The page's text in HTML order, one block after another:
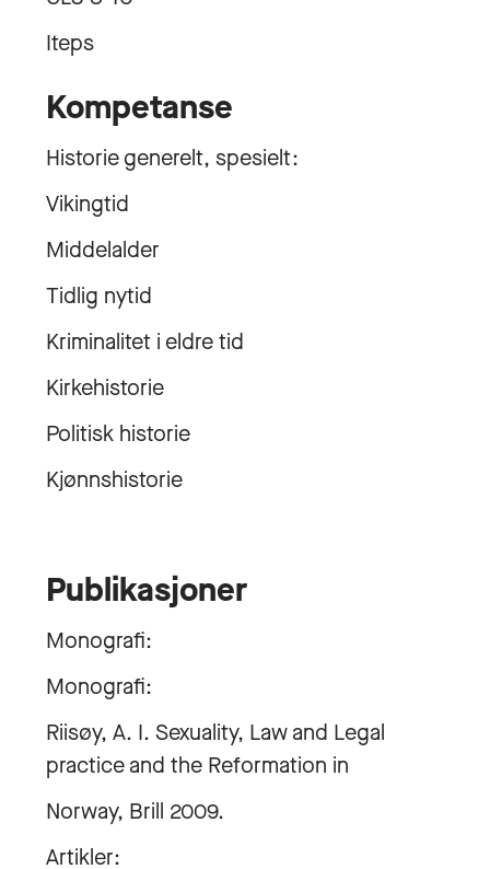
Iteps
Kompetanse
Historie generelt, spesielt:
Vikingtid
Middelalder
Tidlig nytid
Kriminalitet i eldre tid
Kirkehistorie
Politisk historie
Kjønnshistorie
Publikasjoner
Monografi:
Monografi:
Riisøy, A. I. Sexuality, Law and Legal
practice and the Reformation in
Norway, Brill 2009.
Artikler: